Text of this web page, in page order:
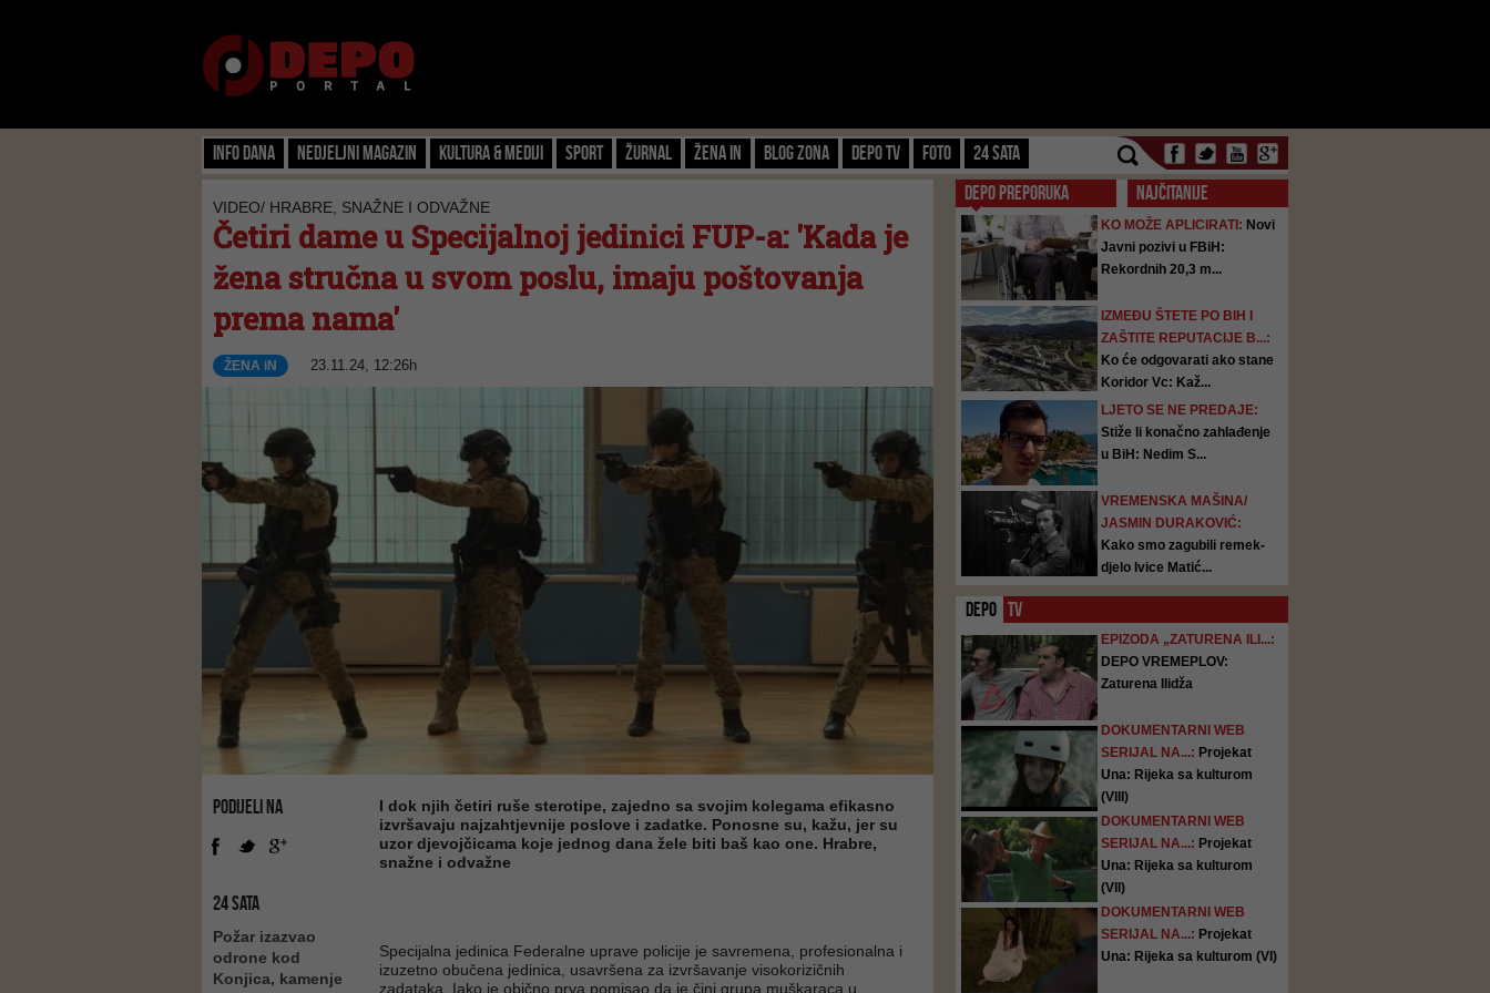
Info dana Nedjeljni magazin Kultura & Mediji Sport Žurnal Žena IN Blog zona Depo TV FOTO 24 SATA
VIDEO/ HRABRE, SNAŽNE I ODVAŽNE
Četiri dame u Specijalnoj jedinici FUP-a: 'Kada je
žena stručna u svom poslu, imaju poštovanja
prema nama'
ŽENA iN 23.11.24, 12:26h
PODIJELI NA
24 SATA
Požar izazvao
odrone kod
Konjica, kamenje
I dok njih četiri ruše sterotipe, zajedno sa svojim kolegama efikasno
izvršavaju najzahtjevnije poslove i zadatke. Ponosne su, kažu, jer su
uzor djevojčicama koje jednog dana žele biti baš kao one. Hrabre,
snažne i odvažne
Specijalna jedinica Federalne uprave policije je savremena, profesionalna i
izuzetno obučena jedinica, usavršena za izvršavanje visokorizičnih
zadataka. Iako je obično prva pomisao da je čini grupa muškaraca u
DEPO PREPORUKA NAJČITANIJE
KO MOŽE APLICIRATI: Novi
Javni pozivi u FBiH:
Rekordnih 20,3 m...
IZMEĐU ŠTETE PO BIH I
ZAŠTITE REPUTACIJE B...:
Ko će odgovarati ako stane
Koridor Vc: Kaž...
LJETO SE NE PREDAJE:
Stiže li konačno zahlađenje
u BiH: Nedim S...
VREMENSKA MAŠINA/
JASMIN DURAKOVIĆ:
Kako smo zagubili remek-
djelo Ivice Matić...
DEPO TV
EPIZODA „ZATURENA ILI...:
DEPO VREMEPLOV:
Zaturena Ilidža
DOKUMENTARNI WEB
SERIJAL NA...: Projekat
Una: Rijeka sa kulturom
(VIII)
DOKUMENTARNI WEB
SERIJAL NA...: Projekat
Una: Rijeka sa kulturom
(VII)
DOKUMENTARNI WEB
SERIJAL NA...: Projekat
Una: Rijeka sa kulturom (VI)